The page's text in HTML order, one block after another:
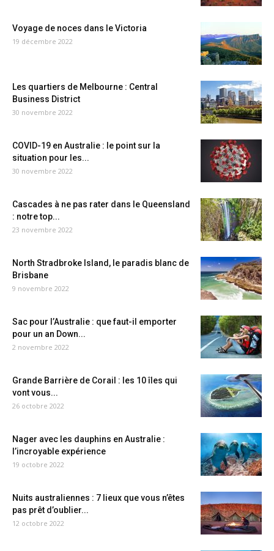
Voyage de noces dans le Victoria
19 décembre 2022
Les quartiers de Melbourne : Central
Business District
30 novembre 2022
COVID-19 en Australie : le point sur la
situation pour les...
30 novembre 2022
Cascades à ne pas rater dans le Queensland
: notre top...
23 novembre 2022
North Stradbroke Island, le paradis blanc de
Brisbane
9 novembre 2022
Sac pour l’Australie : que faut-il emporter
pour un an Down...
2 novembre 2022
Grande Barrière de Corail : les 10 îles qui
vont vous...
26 octobre 2022
Nager avec les dauphins en Australie :
l’incroyable expérience
19 octobre 2022
Nuits australiennes : 7 lieux que vous n’êtes
pas prêt d’oublier...
12 octobre 2022